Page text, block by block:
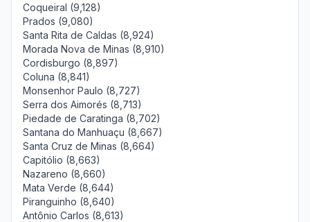
Coqueiral (9,128)
Prados (9,080)
Santa Rita de Caldas (8,924)
Morada Nova de Minas (8,910)
Cordisburgo (8,897)
Coluna (8,841)
Monsenhor Paulo (8,727)
Serra dos Aimorés (8,713)
Piedade de Caratinga (8,702)
Santana do Manhuaçu (8,667)
Santa Cruz de Minas (8,664)
Capitólio (8,663)
Nazareno (8,660)
Mata Verde (8,644)
Piranguinho (8,640)
Antônio Carlos (8,613)